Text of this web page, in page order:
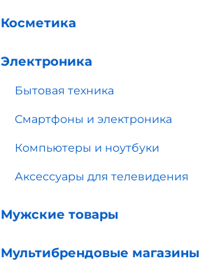
Косметика
Электроника
Бытовая техника
Смартфоны и электроника
Компьютеры и ноутбуки
Аксессуары для телевидения
Мужские товары
Мультибрендовые магазины